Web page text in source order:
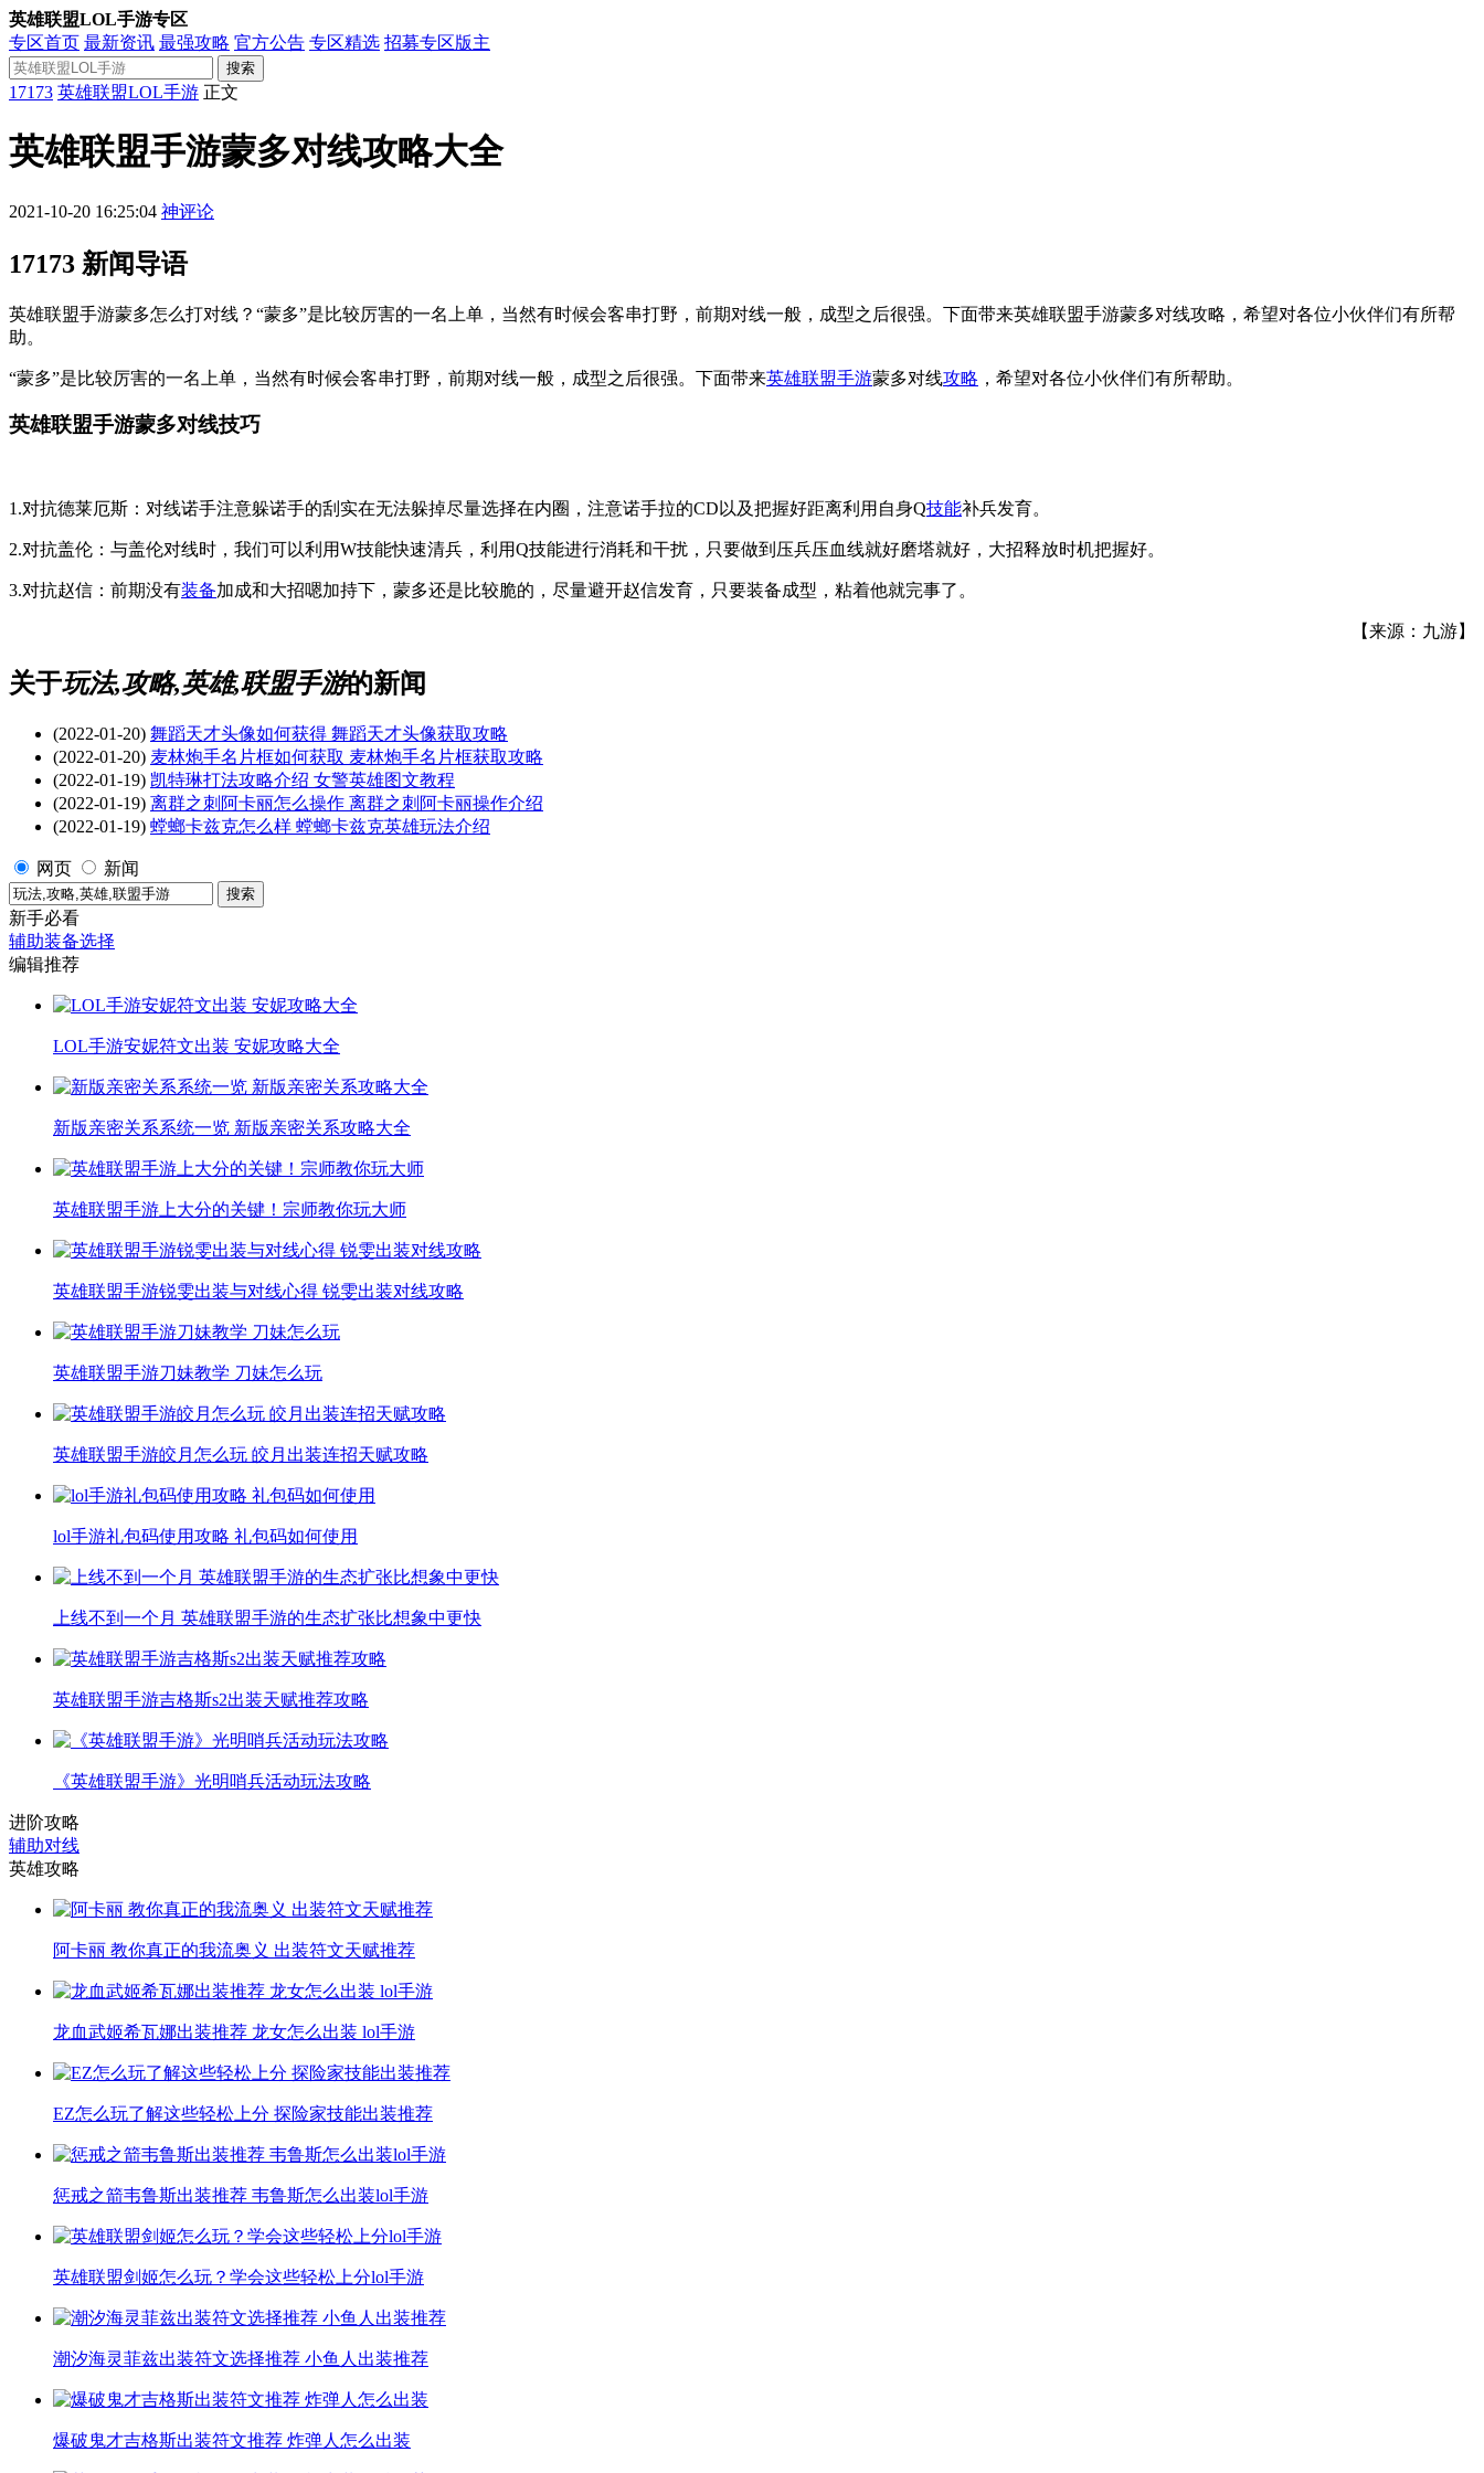
英雄联盟LOL手游专区
专区首页 最新资讯 最强攻略 官方公告 专区精选 招募专区版主
搜索
17173 英雄联盟LOL手游 正文
英雄联盟手游蒙多对线攻略大全
2021-10-20 16:25:04 神评论
17173 新闻导语
英雄联盟手游蒙多怎么打对线？“蒙多”是比较厉害的一名上单，当然有时候会客串打野，前期对线一般，成型之后很强。下面带来英雄联盟手游蒙多对线攻略，希望对各位小伙伴们有所帮
助。
“蒙多”是比较厉害的一名上单，当然有时候会客串打野，前期对线一般，成型之后很强。下面带来英雄联盟手游蒙多对线攻略 ，希望对各位小伙伴们有所帮助。
英雄联盟手游蒙多对线技巧
1.对抗德莱厄斯：对线诺手注意躲诺手的刮实在无法躲掉尽量选择在内圈，注意诺手拉的CD以及把握好距离利用自身Q技能补兵发育。
2.对抗盖伦：与盖伦对线时，我们可以利用W技能快速清兵，利用Q技能进行消耗和干扰，只要做到压兵压血线就好磨塔就好，大招释放时机把握好。
3.对抗赵信：前期没有装备加成和大招嗯加持下，蒙多还是比较脆的，尽量避开赵信发育，只要装备成型，粘着他就完事了。
【来源：九游】
关于玩法,攻略,英雄,联盟手游的新闻
(2022-01-20) 舞蹈天才头像如何获得 舞蹈天才头像获取攻略
(2022-01-20) 麦林炮手名片框如何获取 麦林炮手名片框获取攻略
(2022-01-19) 凯特琳打法攻略介绍 女警英雄图文教程
(2022-01-19) 离群之刺阿卡丽怎么操作 离群之刺阿卡丽操作介绍
(2022-01-19) 螳螂卡兹克怎么样 螳螂卡兹克英雄玩法介绍
网页 新闻
新手必看
辅助装备选择
编辑推荐
LOL手游安妮符文出装 安妮攻略大全
新版亲密关系系统一览 新版亲密关系攻略大全
英雄联盟手游上大分的关键！宗师教你玩大师
英雄联盟手游锐雯出装与对线心得 锐雯出装对线攻略
英雄联盟手游刀妹教学 刀妹怎么玩
英雄联盟手游皎月怎么玩 皎月出装连招天赋攻略
lol手游礼包码使用攻略 礼包码如何使用
上线不到一个月 英雄联盟手游的生态扩张比想象中更快
英雄联盟手游吉格斯s2出装天赋推荐攻略
《英雄联盟手游》光明哨兵活动玩法攻略
进阶攻略
辅助对线
英雄攻略
阿卡丽 教你真正的我流奥义 出装符文天赋推荐
龙血武姬希瓦娜出装推荐 龙女怎么出装 lol手游
EZ怎么玩了解这些轻松上分 探险家技能出装推荐
惩戒之箭韦鲁斯出装推荐 韦鲁斯怎么出装lol手游
英雄联盟剑姬怎么玩？学会这些轻松上分lol手游
潮汐海灵菲兹出装符文选择推荐 小鱼人出装推荐
爆破鬼才吉格斯出装符文推荐 炸弹人怎么出装